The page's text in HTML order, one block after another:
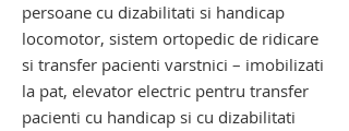
persoane cu dizabilitati si handicap
locomotor, sistem ortopedic de ridicare
si transfer pacienti varstnici – imobilizati
la pat, elevator electric pentru transfer
pacienti cu handicap si cu dizabilitati